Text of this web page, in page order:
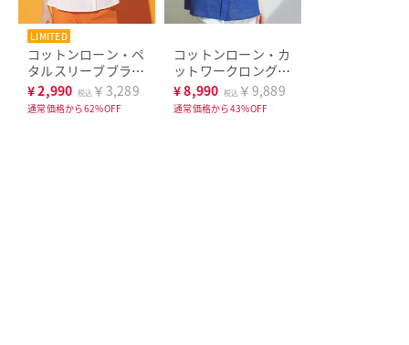
LIMITED
コットンローン・ペ
タルスリーブブラウ
ス
¥2,990 税込 ￥3,289
通常価格から62%OFF
コットンローン・カ
ットワークロングシ
ャツ
¥8,990 税込 ￥9,889
通常価格から43%OFF